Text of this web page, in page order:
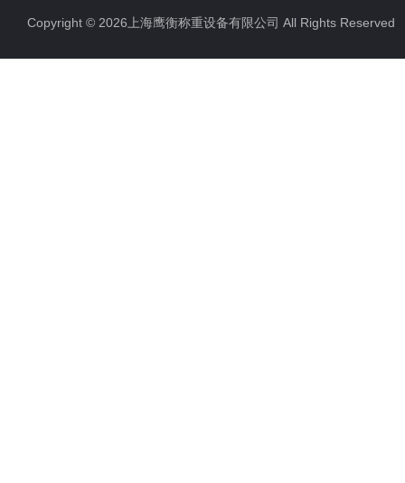
电子汽车衡
电子天平
Copyright © 2026上海鹰衡称重设备有限公司 All Rights